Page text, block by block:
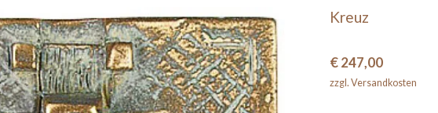
Kreuz
€ 247,00
zzgl. Versandkosten